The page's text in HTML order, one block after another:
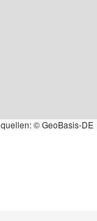
© GeoBasis-DE